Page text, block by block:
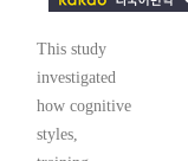
This study
investigated
how cognitive
styles,